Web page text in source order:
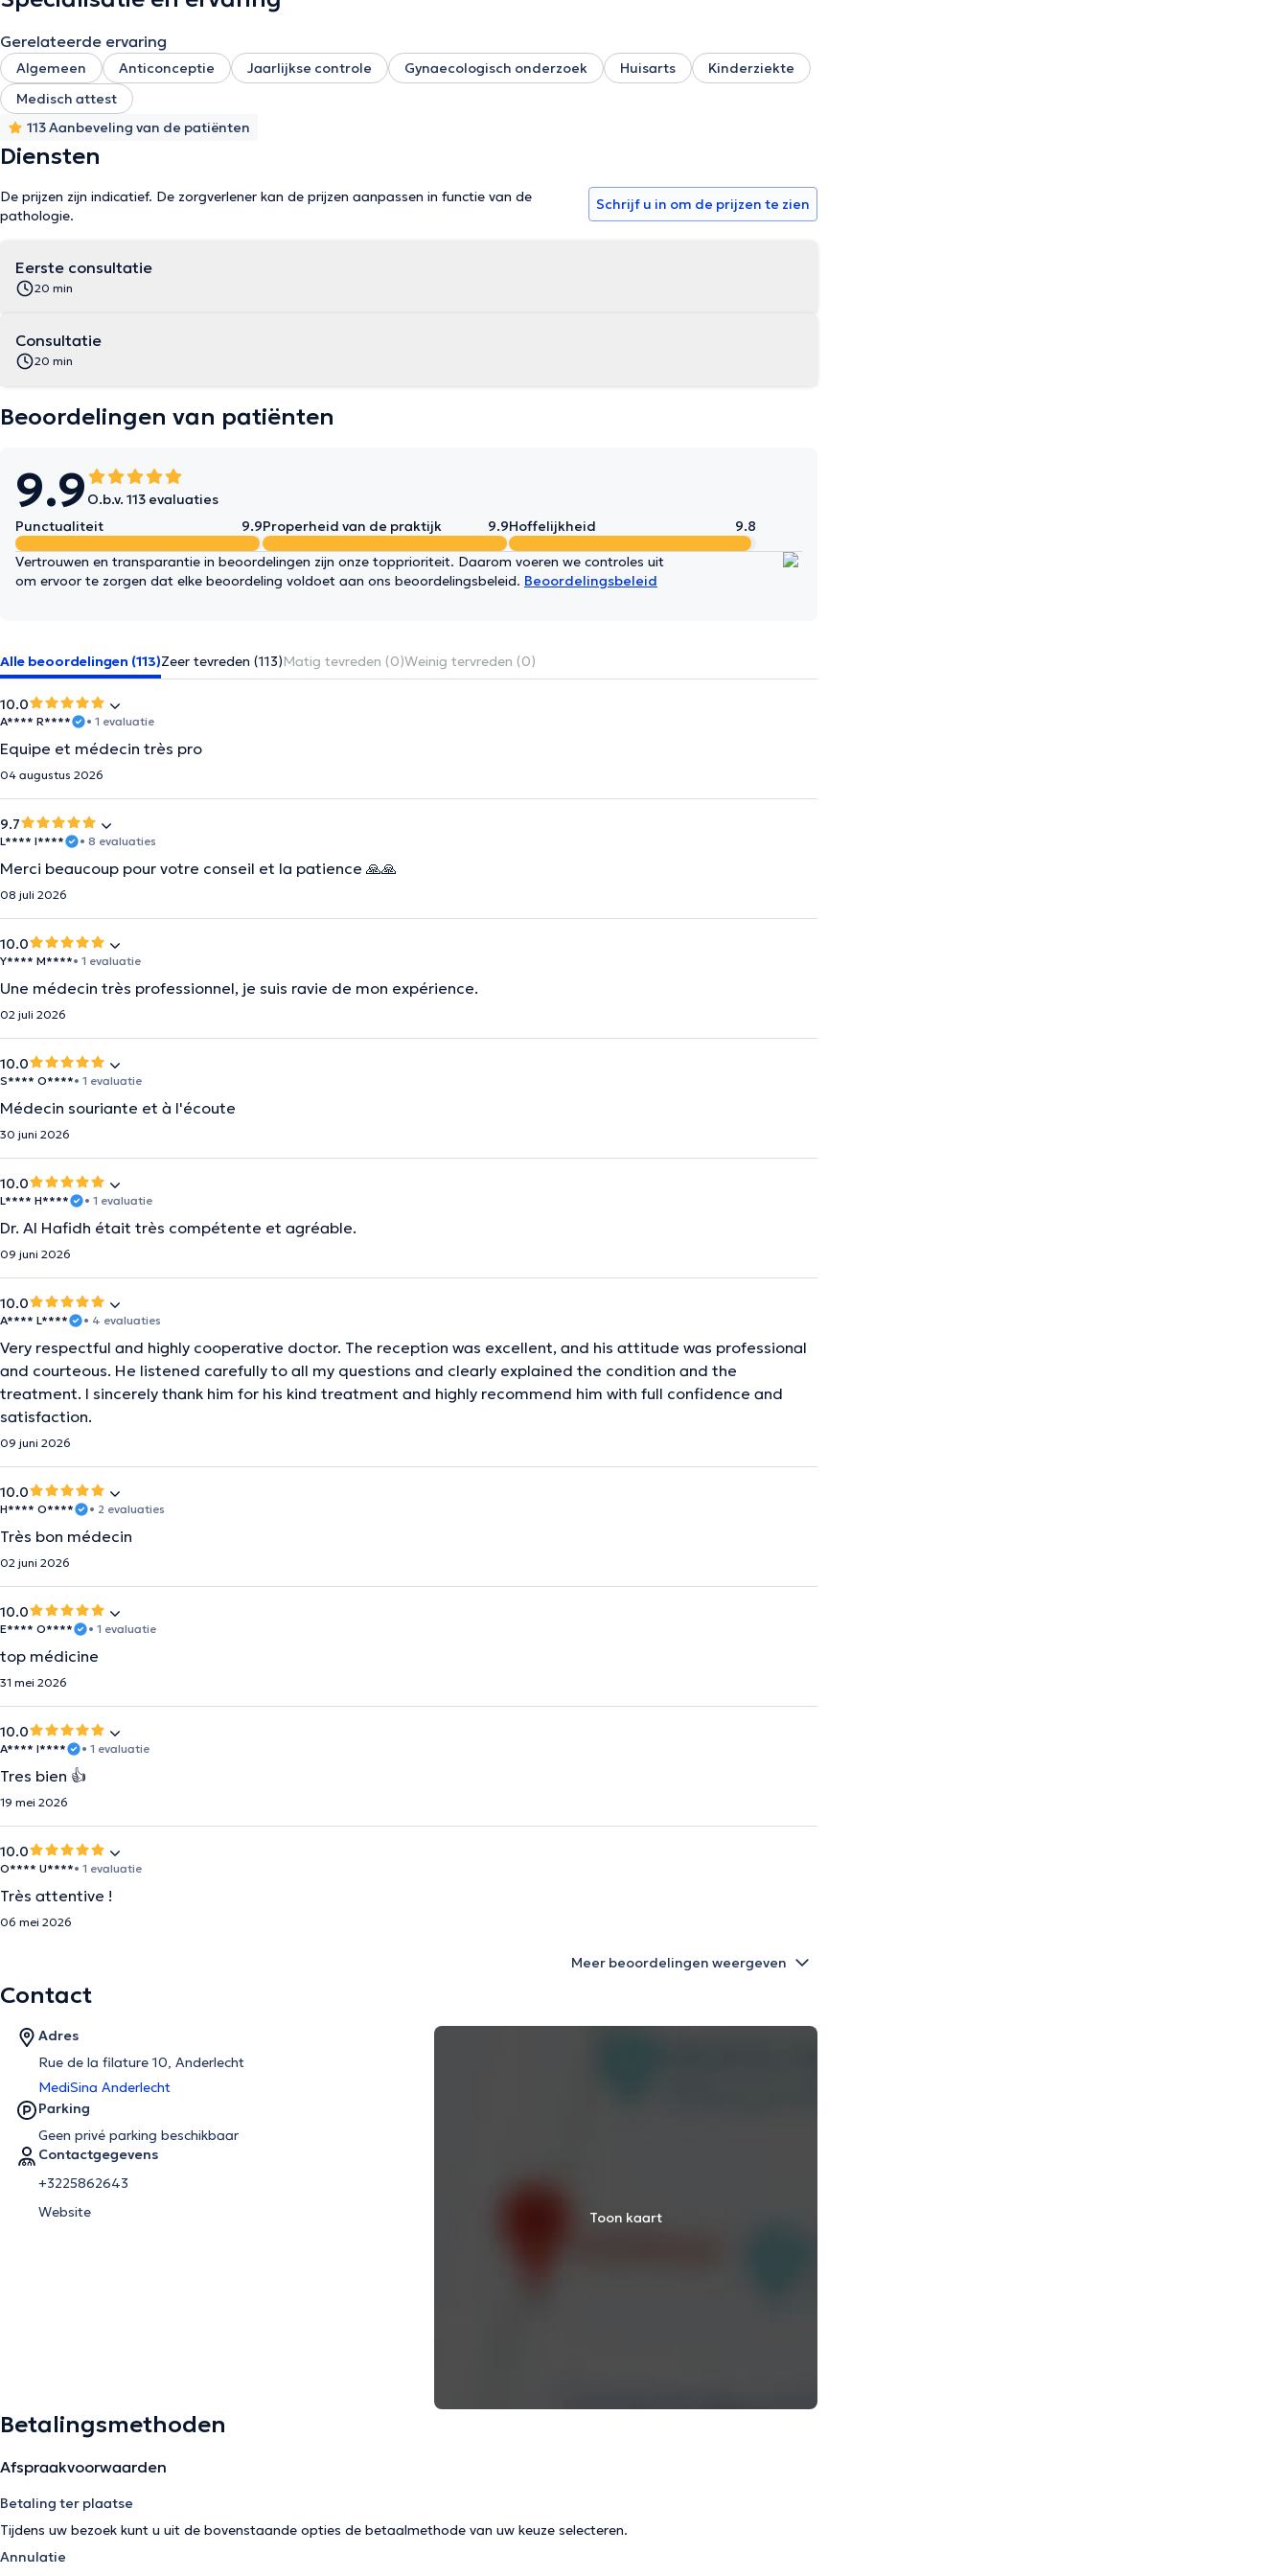
Gerelateerde ervaring
Algemeen Anticonceptie Jaarlijkse controle Gynaecologisch onderzoek Huisarts
Kinderziekte
Medisch attest
113 Aanbeveling van de patiënten
Diensten
De prijzen zijn indicatief. De zorgverlener kan de prijzen aanpassen in functie van de
pathologie.
Schrijf u in om de prijzen te zien
Eerste consultatie
20 min
Consultatie
20 min
Beoordelingen van patiënten
9.9 O.b.v. 113 evaluaties
Punctualiteit
9.9Properheid van de praktijk 9.9Hoffelijkheid 9.8
Vertrouwen en transparantie in beoordelingen zijn onze topprioriteit. Daarom voeren we controles uit
om ervoor te zorgen dat elke beoordeling voldoet aan ons beoordelingsbeleid. Beoordelingsbeleid
Alle beoordelingen (113)Zeer tevreden (113)Matig tevreden (0)Weinig tervreden (0)
10.0
A**** R**** • 1 evaluatie
Equipe et médecin très pro
04 augustus 2026
9.7
L**** I**** • 8 evaluaties
Merci beaucoup pour votre conseil et la patience 🙏🙏
08 juli 2026
10.0
Y**** M****• 1 evaluatie
Une médecin très professionnel, je suis ravie de mon expérience.
02 juli 2026
10.0
S**** O****• 1 evaluatie
Médecin souriante et à l'écoute
30 juni 2026
10.0
L**** H**** • 1 evaluatie
Dr. Al Hafidh était très compétente et agréable.
09 juni 2026
10.0
A**** L**** • 4 evaluaties
Very respectful and highly cooperative doctor. The reception was excellent, and his attitude was professional
and courteous. He listened carefully to all my questions and clearly explained the condition and the
treatment. I sincerely thank him for his kind treatment and highly recommend him with full confidence and
satisfaction.
09 juni 2026
10.0
H**** O**** • 2 evaluaties
Très bon médecin
02 juni 2026
10.0
E**** O**** • 1 evaluatie
top médicine
31 mei 2026
10.0
A**** I**** • 1 evaluatie
Tres bien 👍
19 mei 2026
10.0
O**** U****• 1 evaluatie
Très attentive !
06 mei 2026
Meer beoordelingen weergeven
Contact
Adres
Rue de la filature 10, Anderlecht
MediSina Anderlecht
Parking
Geen privé parking beschikbaar
Contactgegevens
+3225862643
Website
Toon kaart
Betalingsmethoden
Afspraakvoorwaarden
Betaling ter plaatse
Tijdens uw bezoek kunt u uit de bovenstaande opties de betaalmethode van uw keuze selecteren.
Annulatie